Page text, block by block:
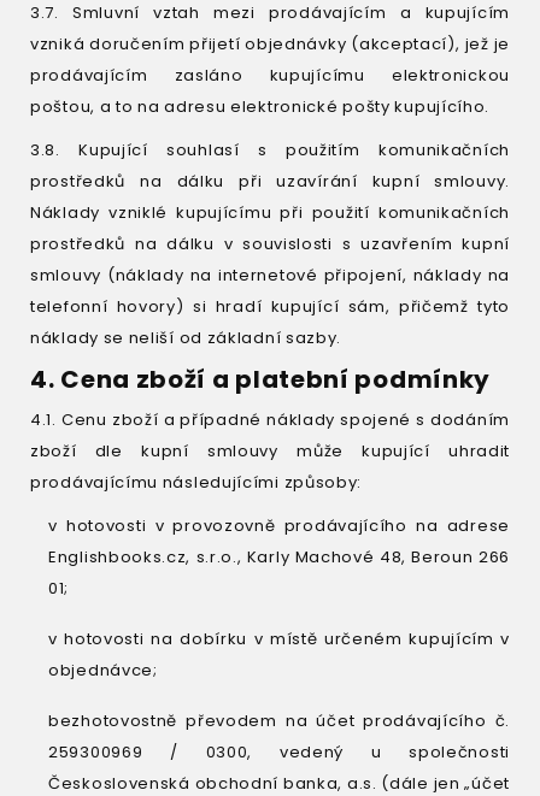
3.7. Smluvní vztah mezi prodávajícím a kupujícím
vzniká doručením přijetí objednávky (akceptací), jež je
prodávajícím zasláno kupujícímu elektronickou
poštou, a to na adresu elektronické pošty kupujícího.
3.8. Kupující souhlasí s použitím komunikačních
prostředků na dálku při uzavírání kupní smlouvy.
Náklady vzniklé kupujícímu při použití komunikačních
prostředků na dálku v souvislosti s uzavřením kupní
smlouvy (náklady na internetové připojení, náklady na
telefonní hovory) si hradí kupující sám, přičemž tyto
náklady se neliší od základní sazby.
4. Cena zboží a platební podmínky
4.1. Cenu zboží a případné náklady spojené s dodáním
zboží dle kupní smlouvy může kupující uhradit
prodávajícímu následujícími způsoby:
v hotovosti v provozovně prodávajícího na adrese
Englishbooks.cz, s.r.o., Karly Machové 48, Beroun 266
01;
v hotovosti na dobírku v místě určeném kupujícím v
objednávce;
bezhotovostně převodem na účet prodávajícího č.
259300969 / 0300, vedený u společnosti
Československá obchodní banka, a.s. (dále jen „účet